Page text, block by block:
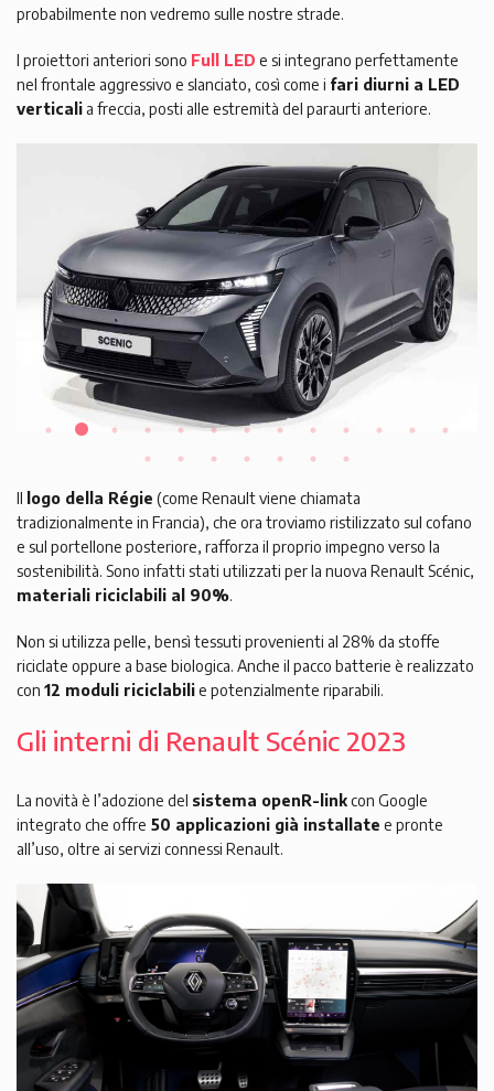
probabilmente non vedremo sulle nostre strade.
I proiettori anteriori sono Full LED e si integrano perfettamente
nel frontale aggressivo e slanciato, così come i fari diurni a LED
verticali a freccia, posti alle estremità del paraurti anteriore.
Il logo della Régie (come Renault viene chiamata
tradizionalmente in Francia), che ora troviamo ristilizzato sul cofano
e sul portellone posteriore, rafforza il proprio impegno verso la
sostenibilità. Sono infatti stati utilizzati per la nuova Renault Scénic,
materiali riciclabili al 90%.
Non si utilizza pelle, bensì tessuti provenienti al 28% da stoffe
riciclate oppure a base biologica. Anche il pacco batterie è realizzato
con 12 moduli riciclabilie potenzialmente riparabili.
Gli interni di Renault Scénic 2023
La novità è l’adozione del sistema openR-linkcon Google
integrato che offre 50 applicazioni già installate e pronte
all’uso, oltre ai servizi connessi Renault.